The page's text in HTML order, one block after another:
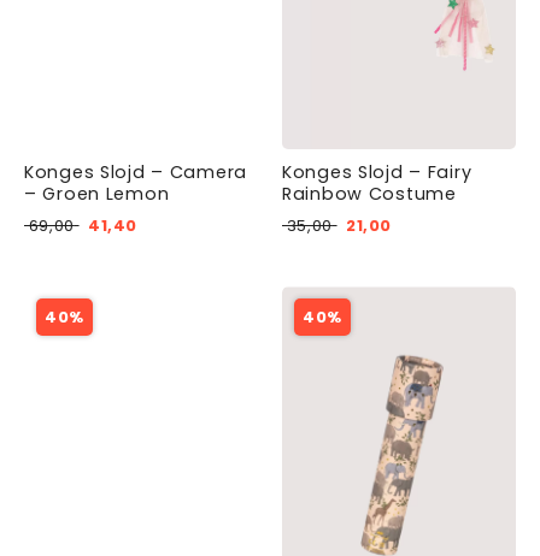
Konges Slojd – Camera
– Groen Lemon
69,00 41,40
Konges Slojd – Fairy
Rainbow Costume
35,00 21,00
40% 40%